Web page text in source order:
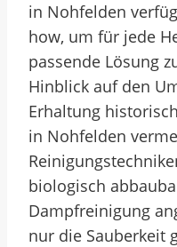
in Nohfelden
how, um für jede
passende Lösung
Hinblick auf den
Erhaltung
in Nohfelden
biologisch
Dampfreinigung
nur die Sauberkeit